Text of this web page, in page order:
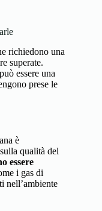
richiedono una
superate.
essere una
prese le
è
qualità del
essere
i gas di
nell’ambiente